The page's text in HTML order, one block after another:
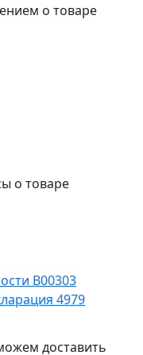
о товаре
о товаре
B00303
4979
доставить